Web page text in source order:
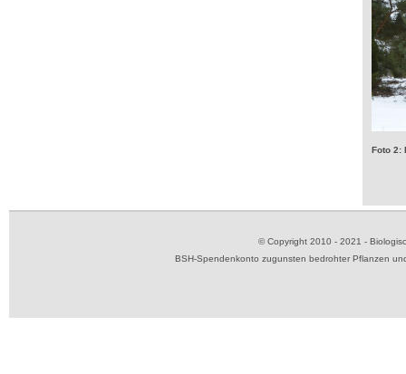
Foto 2:
© Copyright 2010 - 2021 -
BSH-Spendenkonto zugunsten bedrohter Pflanzen